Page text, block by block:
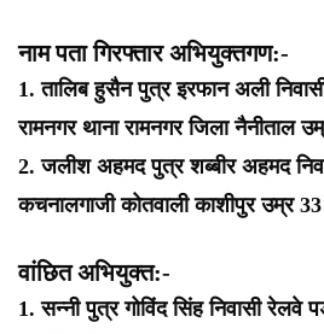
नाम पता गिरफ्तार अभियुक्तगण:-
1. तालिब हुसैन पुत्र इरफान अली
रामनगर थाना रामनगर जिला नैनीताल
2. जलीश अहमद पुत्र शब्बीर अहमद
कचनालगाजी कोतवाली काशीपुर उम्र 33
वांछित अभियुक्त:-
1. सन्नी पुत्र गोविंद सिंह निवासी रेलवे